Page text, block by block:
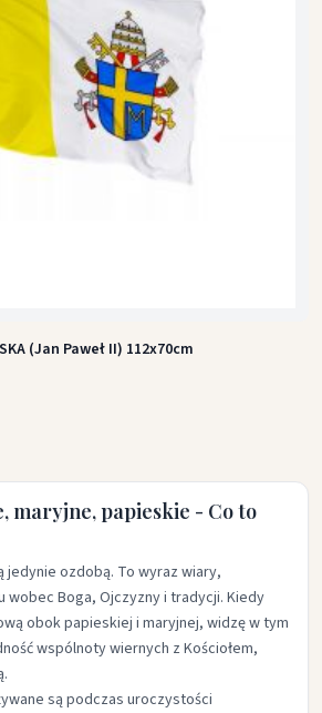
(Jan Paweł II) 112x70cm
maryjne, papieskie - Co to
jedynie ozdobą. To wyraz wiary,
wobec Boga, Ojczyzny i tradycji. Kiedy
obok papieskiej i maryjnej, widzę w tym
wspólnoty wiernych z Kościołem,
są podczas uroczystości